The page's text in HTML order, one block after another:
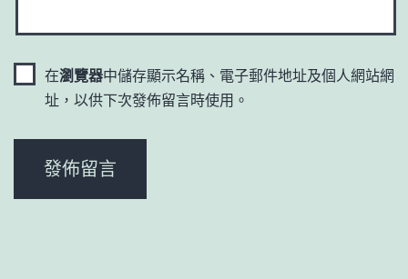
在瀏覽器中儲存顯示名稱、電子郵件地址及個人網站網
址，以供下次發佈留言時使用。